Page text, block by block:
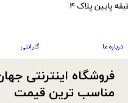
فروشگاه اینترنتی
مناسب ترین قیمت​​​​​​​
درباره ما گارانتی
پایین پلاک ۴